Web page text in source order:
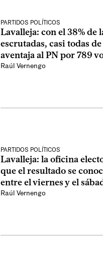
PARTIDOS POLÍTICOS
Lavalleja: con el 38% de
escrutadas, casi todas
aventaja al PN por 789
Raúl Vernengo
PARTIDOS POLÍTICOS
Lavalleja: la oficina
que el resultado se
entre el viernes y el
Raúl Vernengo